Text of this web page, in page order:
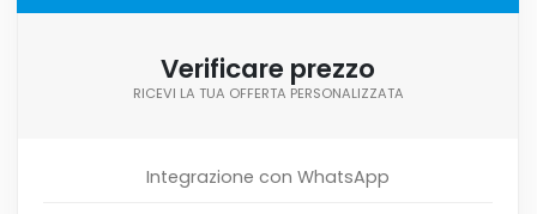
Verificare prezzo
RICEVI LA TUA OFFERTA PERSONALIZZATA
Integrazione con WhatsApp